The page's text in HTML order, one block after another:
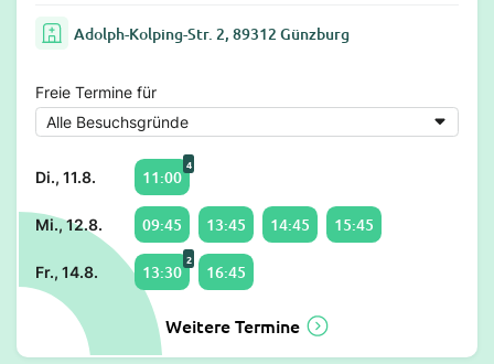
Adolph-Kolping-Str. 2, 89312 Günzburg
Freie Termine für
Di., 11.8. 11:00
4
Mi., 12.8. 09:45 13:45 14:45 15:45
Fr., 14.8. 13:30
2
16:45
Weitere Termine